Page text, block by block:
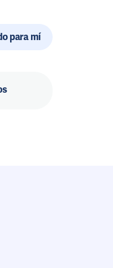
para mí